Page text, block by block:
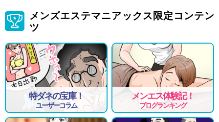
メンズエステマニアックス限定コンテン
ツ
特ダネの宝庫！
ユーザーコラム
メンエス体験記！
ブログランキング